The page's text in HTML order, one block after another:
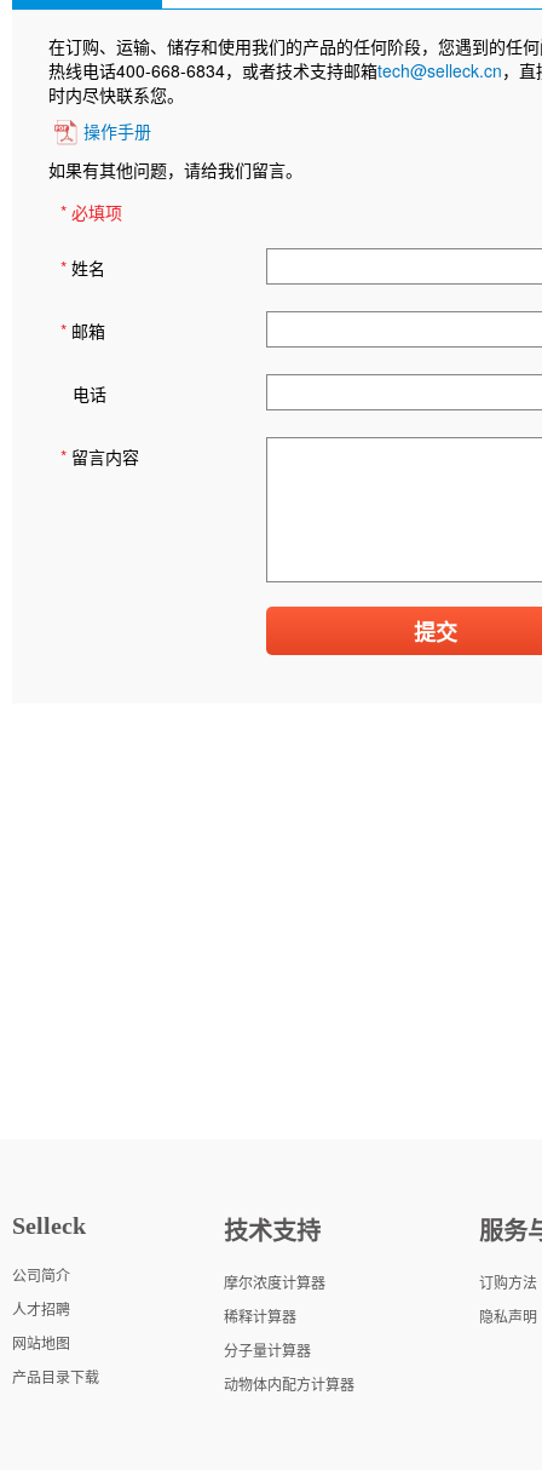
在订购、运输、储存和使用我们的产品的任何阶段，您遇到的任
热线电话400-668-6834，或者技术支持邮箱tech@selleck.cn，
时内尽快联系您。
操作手册
如果有其他问题，请给我们留言。
* 必填项
* 姓名
* 邮箱
电话
* 留言内容
Selleck
公司简介
人才招聘
网站地图
产品目录下载
技术支持
摩尔浓度计算器
稀释计算器
分子量计算器
动物体内配方计算器
服务
订购方法
隐私声明